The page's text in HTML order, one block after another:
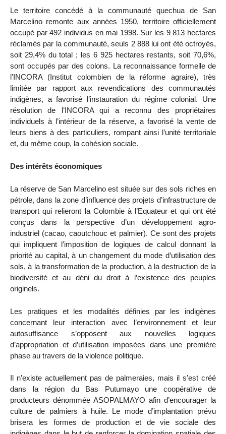
Le territoire concédé à la communauté quechua de San
Marcelino remonte aux années 1950, territoire officiellement
occupé par 492 individus en mai 1998. Sur les 9 813 hectares
réclamés par la communauté, seuls 2 888 lui ont été octroyés,
soit 29,4% du total ; les 6 925 hectares restants, soit 70,6%,
sont occupés par des colons. La reconnaissance formelle de
l’INCORA (Institut colombien de la réforme agraire), très
limitée par rapport aux revendications des communautés
indigènes, a favorisé l’instauration du régime colonial. Une
résolution de l’INCORA qui a reconnu des propriétaires
individuels à l’intérieur de la réserve, a favorisé la vente de
leurs biens à des particuliers, rompant ainsi l’unité territoriale
et, du même coup, la cohésion sociale.
Des intérêts économiques
La réserve de San Marcelino est située sur des sols riches en
pétrole, dans la zone d’influence des projets d’infrastructure de
transport qui relieront la Colombie à l’Equateur et qui ont été
conçus dans la perspective d’un développement agro-
industriel (cacao, caoutchouc et palmier). Ce sont des projets
qui impliquent l’imposition de logiques de calcul donnant la
priorité au capital, à un changement du mode d’utilisation des
sols, à la transformation de la production, à la destruction de la
biodiversité et au déni du droit à l’existence des peuples
originels.
Les pratiques et les modalités définies par les indigènes
concernant leur interaction avec l’environnement et leur
autosuffisance s’opposent aux nouvelles logiques
d’appropriation et d’utilisation imposées dans une première
phase au travers de la violence politique.
Il n’existe actuellement pas de palmeraies, mais il s’est créé
dans la région du Bas Putumayo une coopérative de
producteurs dénommée ASOPALMAYO afin d’encourager la
culture de palmiers à huile. Le mode d’implantation prévu
brisera les formes de production et de vie sociale des